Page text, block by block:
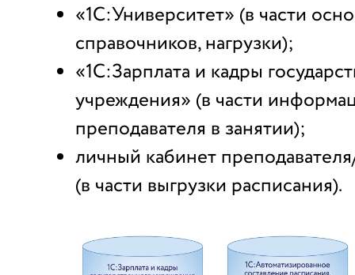
«1С:Университет» (в части
справочников, нагрузки);
«1С:Зарплата и кадры
учреждения» (в части
преподавателя в занятии);
личный кабинет
(в части выгрузки расписания).